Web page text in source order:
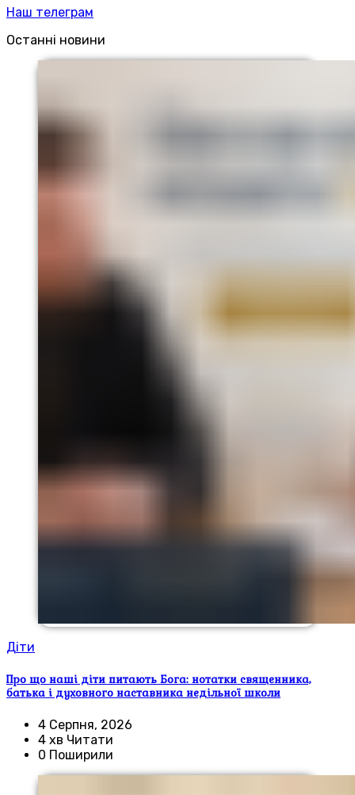
Наш телеграм
Останні новини
Діти
Про що наші діти питають Бога: нотатки священника,
батька і духовного наставника недільної школи
4 Серпня, 2026
4 хв Читати
0 Поширили